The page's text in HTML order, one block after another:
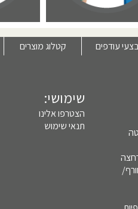
עודפים קטלוג מוצרים
שימושי:
הצטרפו אלינו
תנאי שימוש